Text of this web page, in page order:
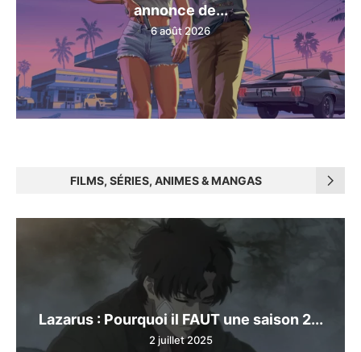
annonce de...
6 août 2026
FILMS, SÉRIES, ANIMES & MANGAS
Lazarus : Pourquoi il FAUT une saison 2...
2 juillet 2025